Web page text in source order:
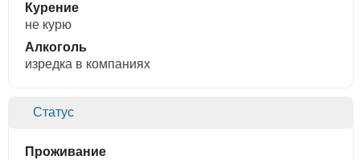
Курение
не курю
Алкоголь
изредка в компаниях
Статус
Проживание